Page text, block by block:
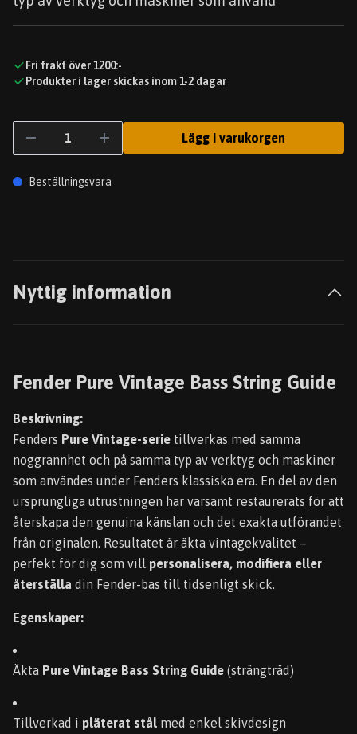
Fri frakt över 1200:-
Produkter i lager skickas inom 1-2 dagar
Lägg i varukorgen
Beställningsvara
Nyttig information
Fender Pure Vintage Bass String Guide
Beskrivning:
Fenders Pure Vintage-serie tillverkas med samma
noggrannhet och på samma typ av verktyg och maskiner
som användes under Fenders klassiska era. En del av den
ursprungliga utrustningen har varsamt restaurerats för att
återskapa den genuina känslan och det exakta utförandet
från originalen. Resultatet är äkta vintagekvalitet –
perfekt för dig som vill personalisera, modifiera eller
återställa din Fender-bas till tidsenligt skick.
Egenskaper:
Äkta Pure Vintage Bass String Guide (strängträd)
Tillverkad i pläterat stål med enkel skivdesign